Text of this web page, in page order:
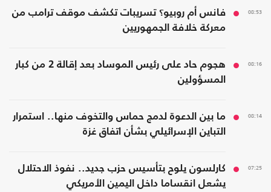
08:53
فانس أم روبيو؟ تسريبات تكشف موقف ترامب من
معركة خلافة الجمهوريين
08:16
هجوم حاد على رئيس الموساد بعد إقالة 2 من كبار
المسؤولين
08:14
ما بين الدعوة لدمج حماس والتخوف منها.. استمرار
التباين الإسرائيلي بشأن اتفاق غزة
07:25
كارلسون يلوح بتأسيس حزب جديد.. نفوذ الاحتلال
يشعل انقساما داخل اليمين الأمريكي